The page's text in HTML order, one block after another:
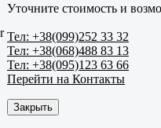
Уточните стоимость и
Тел: +38(099)252 33 32
Тел: +38(068)488 83 13
Тел: +38(095)123 63 66
Перейти на Контакты
Закрыть